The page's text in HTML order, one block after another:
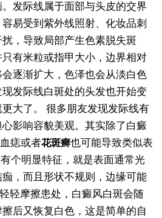
发际线属于面部与头皮的交界
易受到紫外线照射、化妆品刺
，导致局部产生色素脱失斑
有米粒或指甲大小，边界相对
逐渐扩大，色泽也会从淡白色
发际线白斑处的头发也开始变
大了。
很多朋友发现发际线有
影响容貌美观。其实除了白癜
痣或者花斑癣也可能导致类似表
个明显特征，就是表面通常光
，而且形状不规则，边缘可能
轻摩擦患处，白癜风白斑会随
后又恢复白色，这是简单的自